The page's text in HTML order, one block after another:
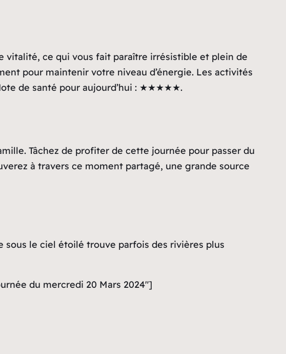
vitalité, ce qui vous fait paraître irrésistible et plein de
pour maintenir votre niveau d’énergie. Les activités
de santé pour aujourd’hui : ★★★★★.
Tâchez de profiter de cette journée pour passer du
à travers ce moment partagé, une grande source
sous le ciel étoilé trouve parfois des rivières plus
du mercredi 20 Mars 2024″]